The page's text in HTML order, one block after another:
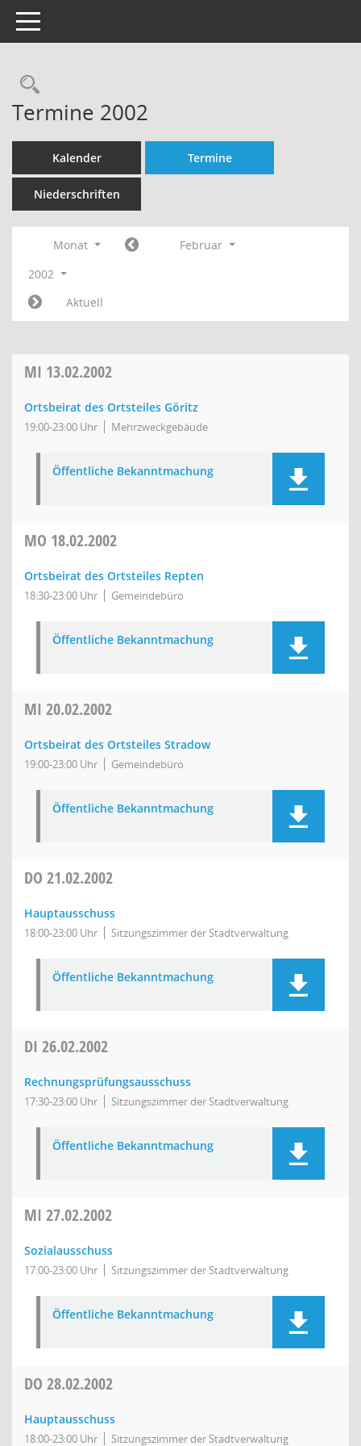
Toggle navigation
Rechercheauswahl
Termine 2002
Kalender Termine
Niederschriften
Monat
Februar
2002
Aktuell
MI 13.02.2002
Ortsbeirat des Ortsteiles Göritz
19:00-23:00 Uhr Mehrzweckgebäude
Öffentliche Bekanntmachung
MO 18.02.2002
Ortsbeirat des Ortsteiles Repten
18:30-23:00 Uhr Gemeindebüro
Öffentliche Bekanntmachung
MI 20.02.2002
Ortsbeirat des Ortsteiles Stradow
19:00-23:00 Uhr Gemeindebüro
Öffentliche Bekanntmachung
DO 21.02.2002
Hauptausschuss
18:00-23:00 Uhr Sitzungszimmer der Stadtverwaltung
Öffentliche Bekanntmachung
DI 26.02.2002
Rechnungsprüfungsausschuss
17:30-23:00 Uhr Sitzungszimmer der Stadtverwaltung
Öffentliche Bekanntmachung
MI 27.02.2002
Sozialausschuss
17:00-23:00 Uhr Sitzungszimmer der Stadtverwaltung
Öffentliche Bekanntmachung
DO 28.02.2002
Hauptausschuss
18:00-23:00 Uhr Sitzungszimmer der Stadtverwaltung